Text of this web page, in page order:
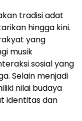
tradisi adat
hingga kini.
yang
musik
sosial yang
Selain menjadi
nilai budaya
identitas dan